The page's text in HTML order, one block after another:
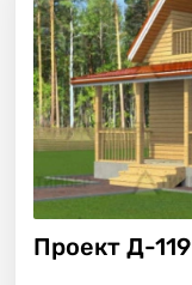
Проект Д-119